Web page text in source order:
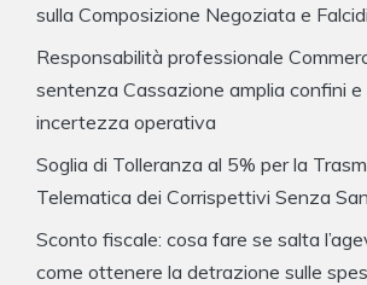
sulla Composizione Negoziata e
Responsabilità professionale
sentenza Cassazione amplia confini e
incertezza operativa
Soglia di Tolleranza al 5% per la
Telematica dei Corrispettivi Senza
Sconto fiscale: cosa fare se salta
come ottenere la detrazione sulle